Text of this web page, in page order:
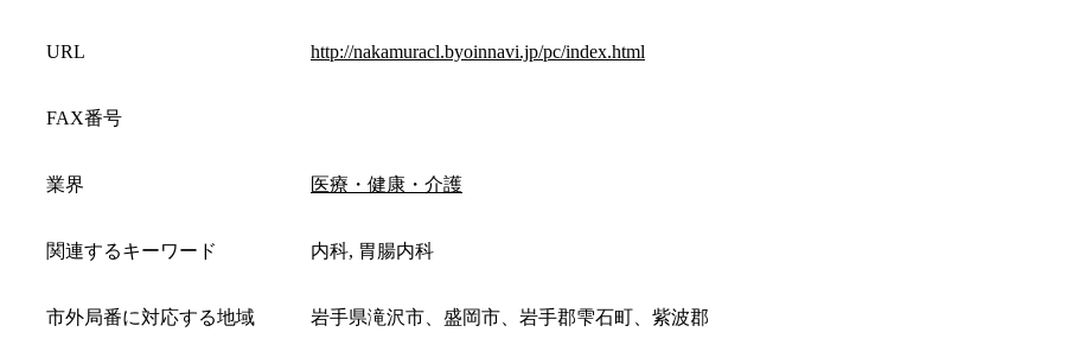
URL http://nakamuracl.byoinnavi.jp/pc/index.html
FAX番号
業界 医療・健康・介護
関連するキーワード 内科, 胃腸内科
市外局番に対応する地域 岩手県滝沢市、盛岡市、岩手郡雫石町、紫波郡